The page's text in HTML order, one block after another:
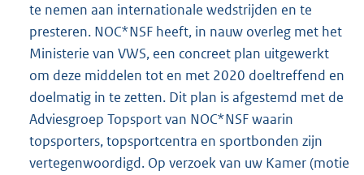
te nemen aan internationale wedstrijden en te
presteren. NOC*NSF heeft, in nauw overleg met het
Ministerie van VWS, een concreet plan uitgewerkt
om deze middelen tot en met 2020 doeltreffend en
doelmatig in te zetten. Dit plan is afgestemd met de
Adviesgroep Topsport van NOC*NSF waarin
topsporters, topsportcentra en sportbonden zijn
vertegenwoordigd. Op verzoek van uw Kamer (motie